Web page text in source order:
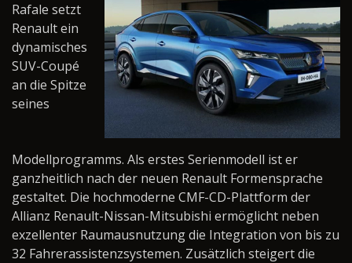
Rafale setzt
Renault ein
dynamisches
SUV-Coupé
an die Spitze
seines
Modellprogramms. Als erstes Serienmodell ist er
ganzheitlich nach der neuen Renault Formensprache
gestaltet. Die hochmoderne CMF-CD-Plattform der
Allianz Renault-Nissan-Mitsubishi ermöglicht neben
exzellenter Raumausnutzung die Integration von bis zu
32 Fahrerassistenzsystemen. Zusätzlich steigert die